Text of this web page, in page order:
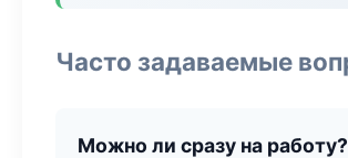
Часто задаваемые
Можно ли сразу на работу?